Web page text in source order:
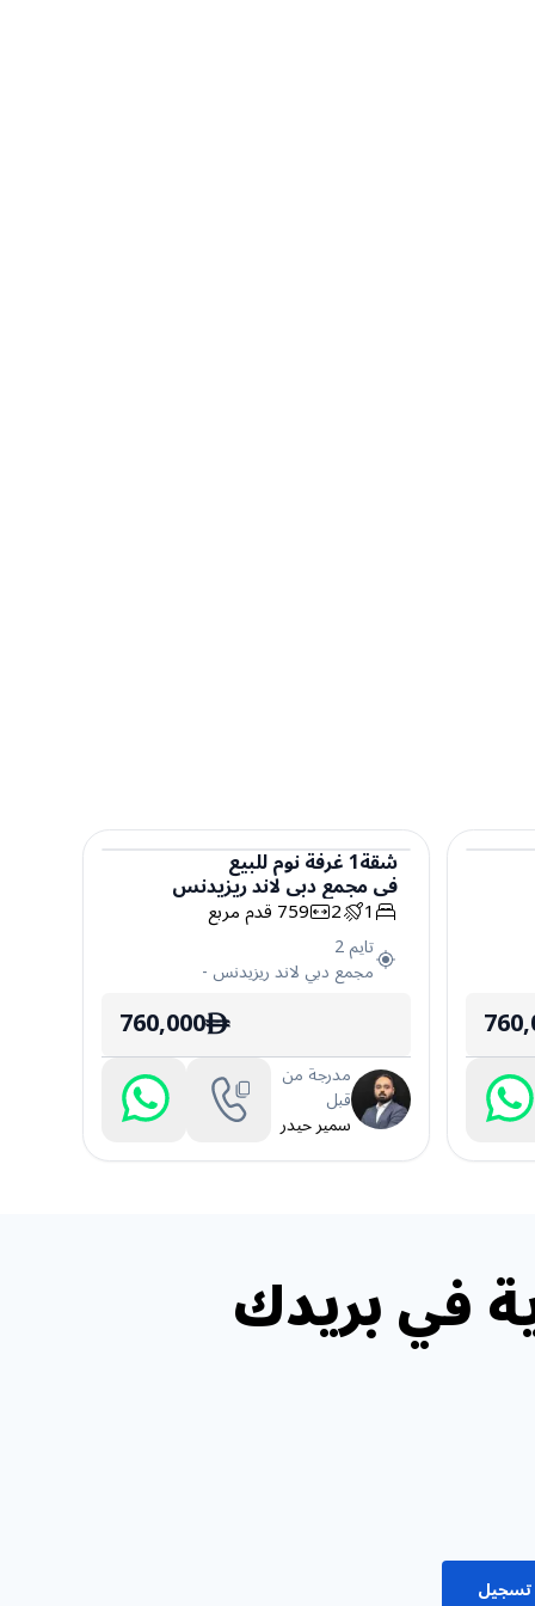
شقة
شقة1غرفة نومللبيع
فيمجمع دبي لاند ريزيدنس
1
2
759قدم مربع
تايم 2
مجمع دبي لاند ريزيدنس -
ê
760,000
مدرجة من
قبل
سمير حيدر
في بريدك
تسجيل